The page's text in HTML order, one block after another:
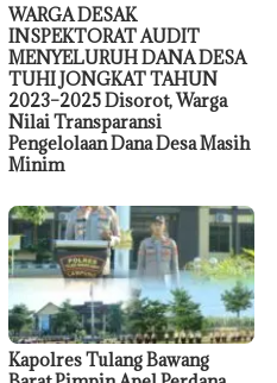
WARGA DESAK
INSPEKTORAT AUDIT
MENYELURUH DANA DESA
TUHI JONGKAT TAHUN
2023–2025 Disorot, Warga
Nilai Transparansi
Pengelolaan Dana Desa Masih
Minim
Kapolres Tulang Bawang